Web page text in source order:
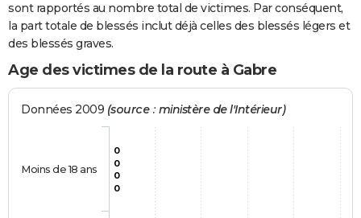
sont rapportés au nombre total de victimes. Par conséquent,
la part totale de blessés inclut déjà celles des blessés légers et
des blessés graves.
Age des victimes de la route à Gabre
Données 2009 (source : ministère de l'Intérieur)
0
0
0
0
Moins de 18 ans